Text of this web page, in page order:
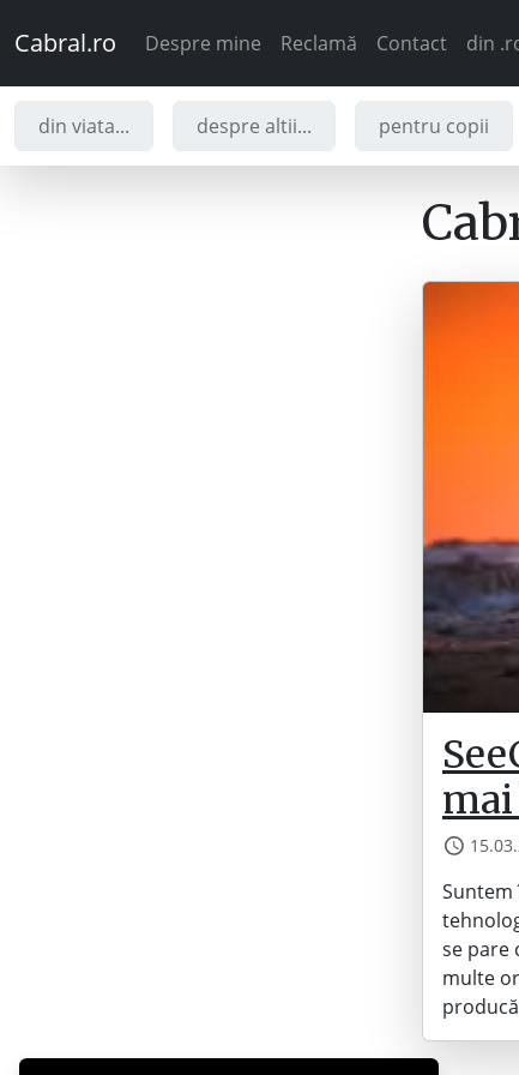
Cabral.ro Despre mine Reclamă Contact din
din viata... despre altii... pentru copii
Suntem
se pare
multe